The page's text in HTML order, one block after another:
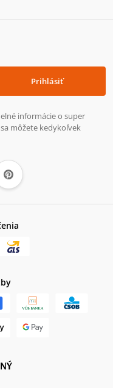
Prihlásiť
informácie o super
môžete kedykoľvek